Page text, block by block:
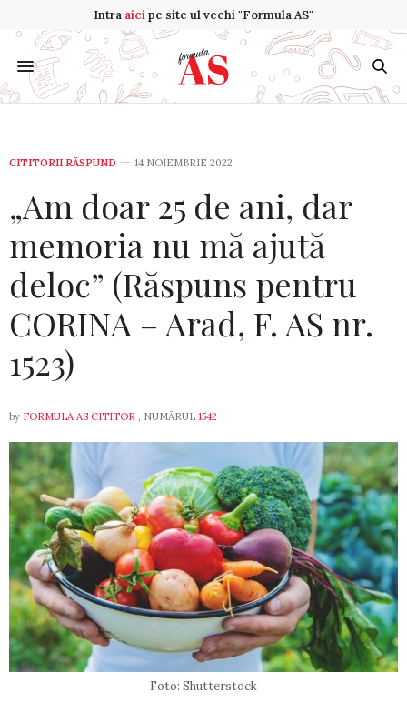
Intra aicipe site ul vechi "Formula AS"
CITITORII RĂSPUND 14 NOIEMBRIE 2022
„Am doar 25 de ani, dar
memoria nu mă ajută
deloc” (Răspuns pentru
CORINA – Arad, F. AS nr.
1523)
by FORMULA AS CITITOR , NUMĂRUL 1542
Foto: Shutterstock